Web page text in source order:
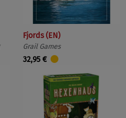
Fjords (EN)
Grail Games
32,95 €